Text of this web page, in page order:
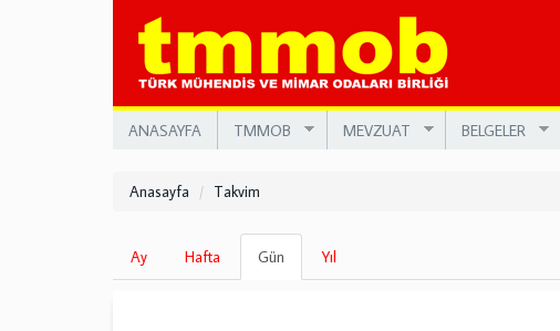
ANASAYFA TMMOB MEVZUAT BELGELER
Anasayfa Takvim
Birincil
sekmeler
Ay Hafta Gün
sekme)
Yıl